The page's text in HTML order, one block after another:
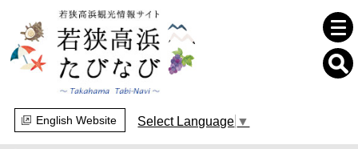
English Website Select Language ▼